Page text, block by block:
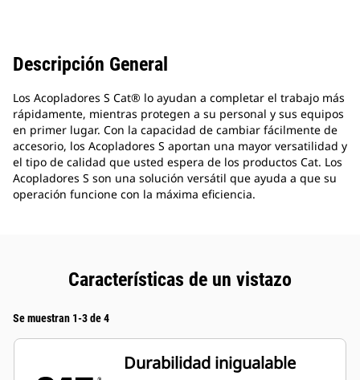
Descripción General
Los Acopladores S Cat® lo ayudan a completar el trabajo más
rápidamente, mientras protegen a su personal y sus equipos
en primer lugar. Con la capacidad de cambiar fácilmente de
accesorio, los Acopladores S aportan una mayor versatilidad y
el tipo de calidad que usted espera de los productos Cat. Los
Acopladores S son una solución versátil que ayuda a que su
operación funcione con la máxima eficiencia.
Características de un vistazo
Se muestran 1-3 de 4
Durabilidad inigualable